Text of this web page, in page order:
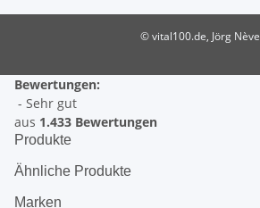
© vital100.de, Jörg Nève
Bewertungen:
- Sehr gut
aus 1.433 Bewertungen
Produkte
Ähnliche Produkte
Marken